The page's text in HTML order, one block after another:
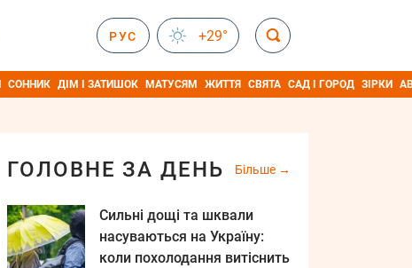
РУС +29°
СОННИК ДІМ І ЗАТИШОК МАТУСЯМ ЖИТТЯ СВЯТА САД І ГОРОД ЗІРКИ
ГОЛОВНЕ ЗА ДЕНЬ Більше
Сильні дощі та шквали
насуваються на Україну:
коли похолодання витіснить